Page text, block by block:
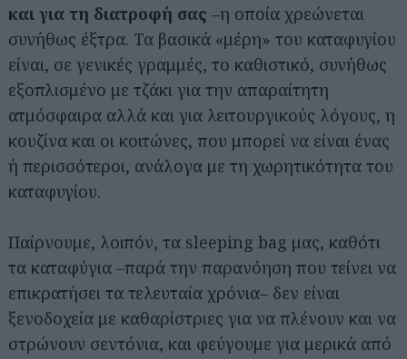
και για τη διατροφή σας –η οποία χρεώνεται
συνήθως έξτρα. Τα βασικά «μέρη» του καταφυγίου
είναι, σε γενικές γραμμές, το καθιστικό, συνήθως
εξοπλισμένο με τζάκι για την απαραίτητη
ατμόσφαιρα αλλά και για λειτουργικούς λόγους, η
κουζίνα και οι κοιτώνες, που μπορεί να είναι ένας
ή περισσότεροι, ανάλογα με τη χωρητικότητα του
καταφυγίου.
Παίρνουμε, λοιπόν, τα sleeping bag μας, καθότι
τα καταφύγια –παρά την παρανόηση που τείνει να
επικρατήσει τα τελευταία χρόνια– δεν είναι
ξενοδοχεία με καθαρίστριες για να πλένουν και να
στρώνουν σεντόνια, και φεύγουμε για μερικά από